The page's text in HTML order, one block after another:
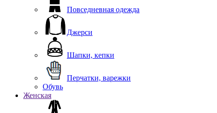
Повседневная одежда
Джерси
Шапки, кепки
Перчатки, варежки
Обувь
Женская